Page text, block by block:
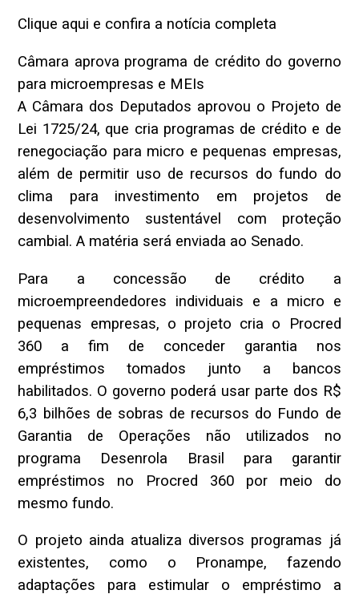
Clique aqui e confira a notícia completa
Câmara aprova programa de crédito do governo
para microempresas e MEIs
A Câmara dos Deputados aprovou o Projeto de
Lei 1725/24, que cria programas de crédito e de
renegociação para micro e pequenas empresas,
além de permitir uso de recursos do fundo do
clima para investimento em projetos de
desenvolvimento sustentável com proteção
cambial. A matéria será enviada ao Senado.
Para a concessão de crédito a
microempreendedores individuais e a micro e
pequenas empresas, o projeto cria o Procred
360 a fim de conceder garantia nos
empréstimos tomados junto a bancos
habilitados. O governo poderá usar parte dos R$
6,3 bilhões de sobras de recursos do Fundo de
Garantia de Operações não utilizados no
programa Desenrola Brasil para garantir
empréstimos no Procred 360 por meio do
mesmo fundo.
O projeto ainda atualiza diversos programas já
existentes, como o Pronampe, fazendo
adaptações para estimular o empréstimo a